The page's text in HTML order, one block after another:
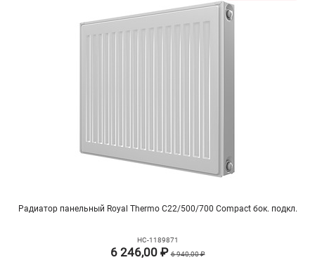
Радиатор панельный Royal Thermo C22/500/700 Compact бок. подкл.
НС-1189871
6 246,00 ₽6 940,00 ₽